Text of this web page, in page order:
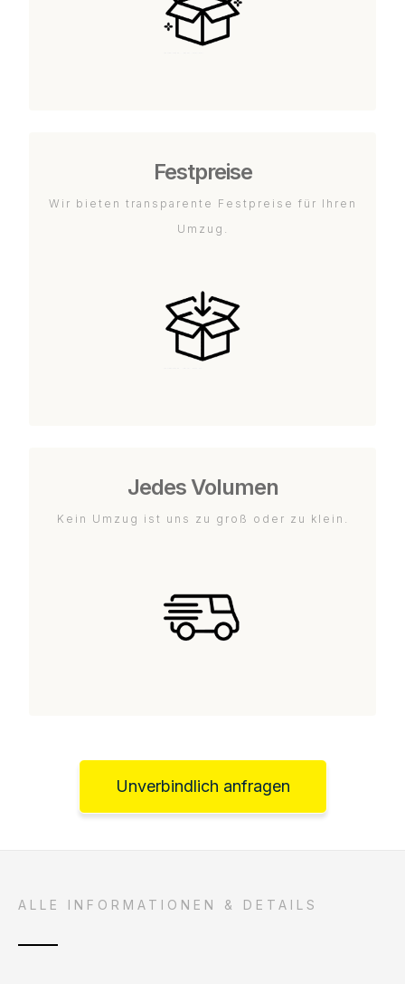
Festpreise
Wir bieten transparente Festpreise für Ihren
Umzug.
Jedes Volumen
Kein Umzug ist uns zu groß oder zu klein.
Unverbindlich anfragen
ALLE INFORMATIONEN & DETAILS